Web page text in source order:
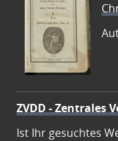
ZVDD - Zentrales
Ist Ihr gesuchtes